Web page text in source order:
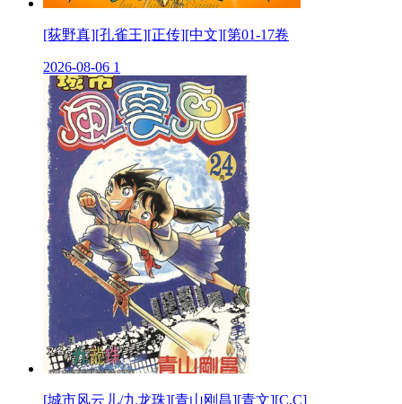
[荻野真][孔雀王][正传][中文][第01-17卷
2026-08-06 1
[城市风云儿/九龙珠][青山刚昌][青文][C.C]